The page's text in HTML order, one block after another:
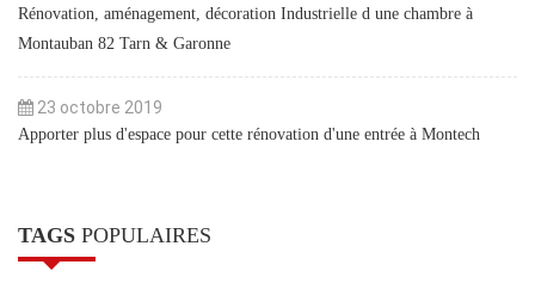
Rénovation, aménagement, décoration Industrielle d une chambre à
Montauban 82 Tarn & Garonne
23 octobre 2019
Apporter plus d'espace pour cette rénovation d'une entrée à Montech
TAGS POPULAIRES